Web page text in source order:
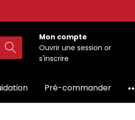
Mon compte
Ouvrir une session or
s'inscrire
Pré-commander